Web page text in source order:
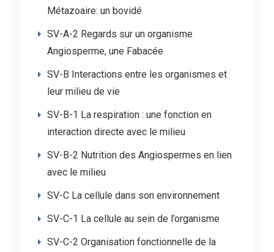
Métazoaire: un bovidé
SV-A-2 Regards sur un organisme
Angiosperme, une Fabacée
SV-B Interactions entre les organismes et
leur milieu de vie
SV-B-1 La respiration : une fonction en
interaction directe avec le milieu
SV-B-2 Nutrition des Angiospermes en lien
avec le milieu
SV-C La cellule dans son environnement
SV-C-1 La cellule au sein de l’organisme
SV-C-2 Organisation fonctionnelle de la